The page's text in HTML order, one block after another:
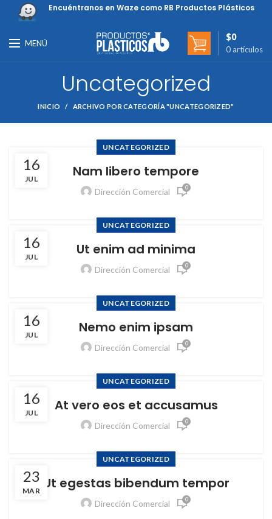
Encuéntranos en Waze como RB Productos Plásticos
MENÚ
0 artículos
$0
Uncategorized
INICIO ARCHIVO POR CATEGORÍA "UNCATEGORIZED"
16
JUL
UNCATEGORIZED
Nam libero tempore
Dirección Comercial 0
16
JUL
UNCATEGORIZED
Ut enim ad minima
Dirección Comercial 0
16
JUL
UNCATEGORIZED
Nemo enim ipsam
Dirección Comercial 0
16
JUL
UNCATEGORIZED
At vero eos et accusamus
Dirección Comercial 0
23
MAR
UNCATEGORIZED
Ut egestas bibendum tempor
Dirección Comercial 0